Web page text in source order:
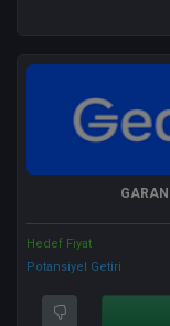
GARAN
Hedef Fiyat
Potansiyel Getiri